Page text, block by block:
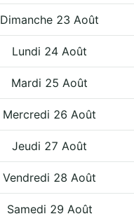
Dimanche 23 Août
Lundi 24 Août
Mardi 25 Août
Mercredi 26 Août
Jeudi 27 Août
Vendredi 28 Août
Samedi 29 Août